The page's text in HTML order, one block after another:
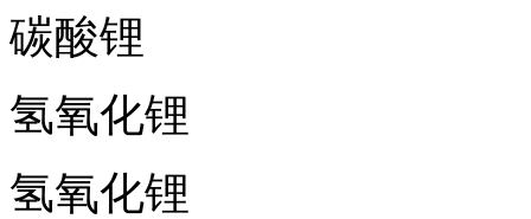
碳酸锂
氢氧化锂
氢氧化锂